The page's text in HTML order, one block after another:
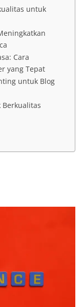
untuk
Cara
yang Tepat
untuk Blog
Berkualitas